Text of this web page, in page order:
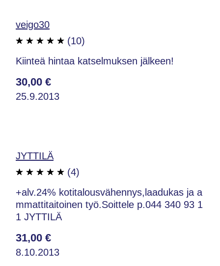
veigo30
(10)
Kiinteä hintaa katselmuksen jälkeen!
30,00 €
25.9.2013
JYTTILÄ
(4)
+alv.24% kotitalousvähennys,laadukas ja a
mmattitaitoinen työ.Soittele p.044 340 93 1
1 JYTTILÄ
31,00 €
8.10.2013